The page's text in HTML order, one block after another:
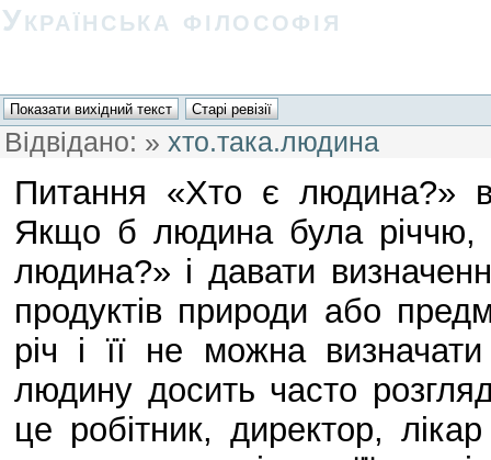
Українська філософія
Відвідано: » хто.така.людина
Питання «Хто є людина?»
Якщо б людина була
людина?» і давати
продуктів природи або
річ і її не можна
людину досить часто
це робітник, директор,